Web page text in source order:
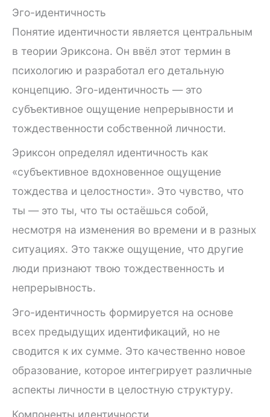
Эго-идентичность
Понятие идентичности является центральным
в теории Эриксона. Он ввёл этот термин в
психологию и разработал его детальную
концепцию. Эго-идентичность — это
субъективное ощущение непрерывности и
тождественности собственной личности.
Эриксон определял идентичность как
«субъективное вдохновенное ощущение
тождества и целостности». Это чувство, что
ты — это ты, что ты остаёшься собой,
несмотря на изменения во времени и в разных
ситуациях. Это также ощущение, что другие
люди признают твою тождественность и
непрерывность.
Эго-идентичность формируется на основе
всех предыдущих идентификаций, но не
сводится к их сумме. Это качественно новое
образование, которое интегрирует различные
аспекты личности в целостную структуру.
Компоненты идентичности